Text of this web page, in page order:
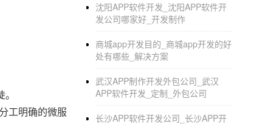
工明确的微服
沈阳APP软件开发_沈阳APP软件开
发公司哪家好_开发制作
商城app开发目的_商城app开发的好
处有哪些_解决方案
武汉APP制作开发外包公司_武汉
APP软件开发_定制_外包公司
长沙APP软件开发公司_长沙APP开